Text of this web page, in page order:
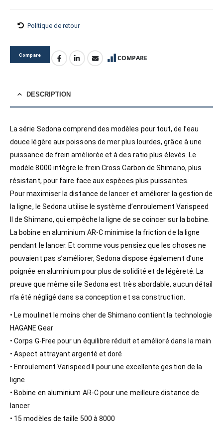
Politique de retour
Compare COMPARE
DESCRIPTION
La série Sedona comprend des modèles pour tout, de l’eau
douce légère aux poissons de mer plus lourdes, grâce à une
puissance de frein améliorée et à des ratio plus élevés. Le
modèle 8000 intègre le frein Cross Carbon de Shimano, plus
résistant, pour faire face aux espèces plus puissantes.
Pour maximiser la distance de lancer et améliorer la gestion de
la ligne, le Sedona utilise le système d’enroulement Varispeed
II de Shimano, qui empêche la ligne de se coincer sur la bobine.
La bobine en aluminium AR-C minimise la friction de la ligne
pendant le lancer. Et comme vous pensiez que les choses ne
pouvaient pas s’améliorer, Sedona dispose également d’une
poignée en aluminium pour plus de solidité et de légèreté. La
preuve que même si le Sedona est très abordable, aucun détail
n’a été négligé dans sa conception et sa construction.
• Le moulinet le moins cher de Shimano contient la technologie
HAGANE Gear
• Corps G-Free pour un équilibre réduit et amélioré dans la main
• Aspect attrayant argenté et doré
• Enroulement Varispeed II pour une excellente gestion de la
ligne
• Bobine en aluminium AR-C pour une meilleure distance de
lancer
• 15 modèles de taille 500 à 8000